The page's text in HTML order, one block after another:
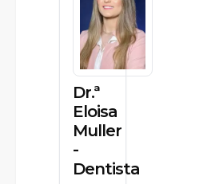
Dr.ª
Eloisa
Muller
-
Dentista